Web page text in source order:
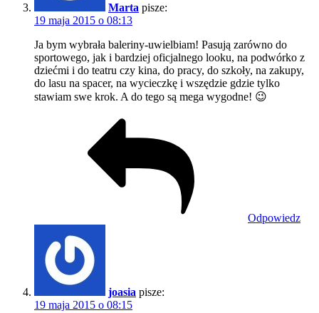
Marta pisze:
19 maja 2015 o 08:13
Ja bym wybrała baleriny-uwielbiam! Pasują zarówno do
sportowego, jak i bardziej oficjalnego looku, na podwórko z
dziećmi i do teatru czy kina, do pracy, do szkoły, na zakupy,
do lasu na spacer, na wycieczkę i wszędzie gdzie tylko
stawiam swe krok. A do tego są mega wygodne! 😉
Odpowiedz
joasia pisze:
19 maja 2015 o 08:15